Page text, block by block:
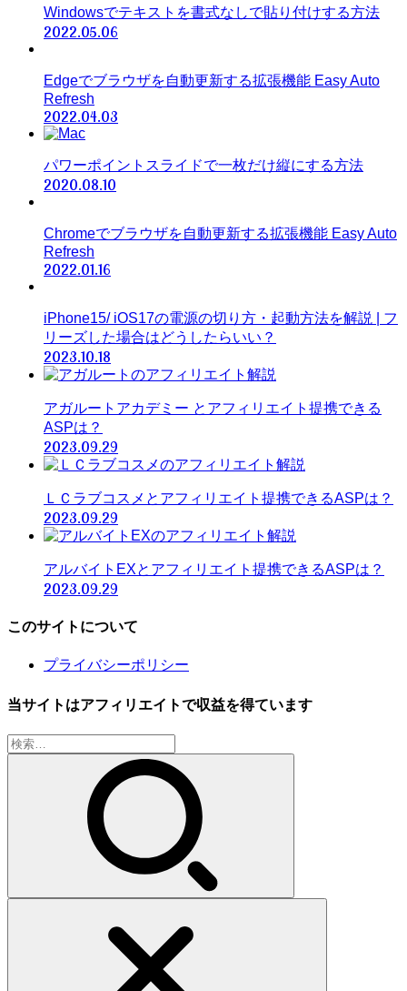
Windowsでテキストを書式なしで貼り付けする方法
2022.05.06
Edgeでブラウザを自動更新する拡張機能 Easy Auto
Refresh
2022.04.03
パワーポイントスライドで一枚だけ縦にする方法
2020.08.10
Chromeでブラウザを自動更新する拡張機能 Easy Auto
Refresh
2022.01.16
iPhone15/ iOS17の電源の切り方・起動方法を解説 | フ
リーズした場合はどうしたらいい？
2023.10.18
アガルートアカデミー とアフィリエイト提携できる
ASPは？
2023.09.29
ＬＣラブコスメとアフィリエイト提携できるASPは？
2023.09.29
アルバイトEXとアフィリエイト提携できるASPは？
2023.09.29
このサイトについて
プライバシーポリシー
当サイトはアフィリエイトで収益を得ています
検
索: